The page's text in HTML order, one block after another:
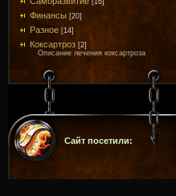
[16]
Финансы [20]
Разное [14]
Коксартроз [2]
Описание лечения коксартроза
Сайт посетили: